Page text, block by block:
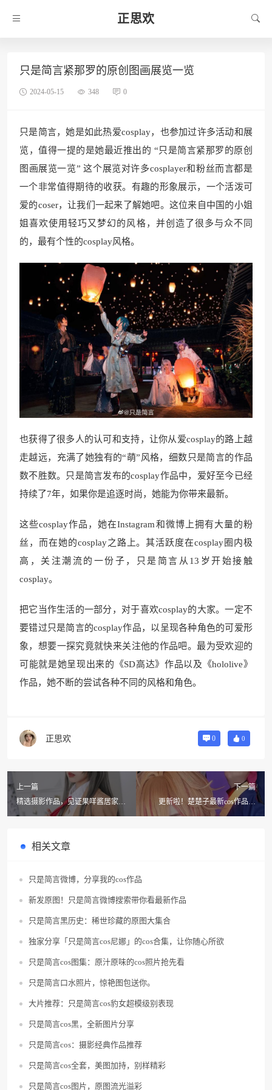
正思欢
只是简言紧那罗的原创图画展览一览
2024-05-15 348 0
只是简言，她是如此热爱cosplay，也参加过许多活动和展
览，值得一提的是她最近推出的 “只是简言紧那罗的原创
图画展览一览” 这个展览对许多cosplayer和粉丝而言都是
一个非常值得期待的收获。有趣的形象展示，一个活泼可
爱的coser，让我们一起来了解她吧。这位来自中国的小姐
姐喜欢使用轻巧又梦幻的风格，并创造了很多与众不同
的，最有个性的cosplay风格。
也获得了很多人的认可和支持，让你从爱cosplay的路上越
走越远，充满了她独有的“萌”风格，细数只是简言的作品
数不胜数。只是简言发布的cosplay作品中，爱好至今已经
持续了7年，如果你是追逐时尚，她能为你带来最新。
这些cosplay作品，她在Instagram和微博上拥有大量的粉
丝，而在她的cosplay之路上。其活跃度在cosplay圈内极
高，关注潮流的一份子，只是简言从13岁开始接触
cosplay。
把它当作生活的一部分，对于喜欢cosplay的大家。一定不
要错过只是简言的cosplay作品，以呈现各种角色的可爱形
象，想要一探究竟就快来关注他的作品吧。最为受欢迎的
可能就是她呈现出来的《SD高达》作品以及《hololive》
作品，她不断的尝试各种不同的风格和角色。
正思欢 0 0
上一篇
精选摄影作品，见证果咩酱居家氛
围的无限魅力
下一篇
更新啦！楚楚子最新cos作品图
集，美图连连看必不容错过
相关文章
只是简言微博，分享我的cos作品
新发原图！只是简言微博搜索带你看最新作品
只是简言黑历史：稀世珍藏的原图大集合
独家分享「只是简言cos尼娜」的cos合集，让你随心所欲
只是简言cos图集：原汁原味的cos照片抢先看
只是简言口水照片，惊艳图包送你。
大片推荐：只是简言cos豹女超模级别表现
只是简言cos黑，全新图片分享
只是简言cos：摄影经典作品推荐
只是简言cos全套，美图加持，别样精彩
只是简言cos图片，原图流光溢彩